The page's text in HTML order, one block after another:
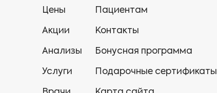
Цены
Акции
Анализы
Услуги
Пациентам
Контакты
Бонусная программа
Подарочные сертификаты